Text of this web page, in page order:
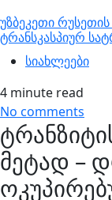
უზბეკეთი
ტრანსკასპიურ
სიახლეები
4 minute read
No comments
მეტად –